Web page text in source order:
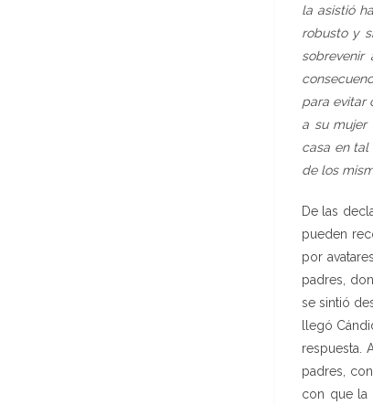
la asistió
robusto y
para evitar
a su mujer
casa en tal
de los
De las
pueden
por
padres,
se sintió
llegó
respuesta.
padres,
con que la